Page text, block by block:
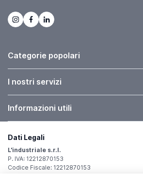
Categorie popolari
I nostri servizi
Informazioni utili
Dati Legali
L'industriale s.r.l.
P. IVA: 12212870153
Codice Fiscale: 12212870153